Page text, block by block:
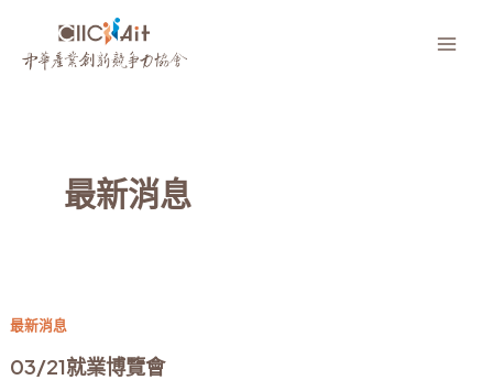
最新消息
最新消息
03/21就業博覽會